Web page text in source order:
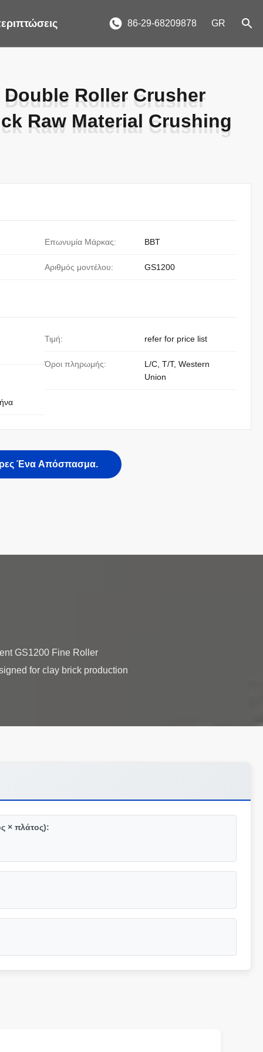
86-29-68209878 GR
Roller Crusher
Raw Material Crushing
Roller Crusher
Raw Material Crushing
Επωνυμία Μάρκας: BBT
Αριθμός μοντέλου: GS1200
Τιμή: refer for price list
Όροι πληρωμής:
L/C, T/T, Western
Union
Ένα Απόσπασμα.
GS1200 Fine Roller
for clay brick production
× πλάτος):